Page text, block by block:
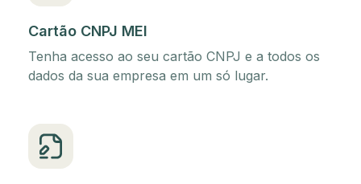
Cartão CNPJ MEI
Tenha acesso ao seu cartão CNPJ e a todos os
dados da sua empresa em um só lugar.